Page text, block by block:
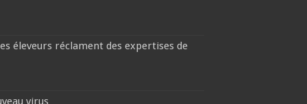
éleveurs réclament des expertises de
virus